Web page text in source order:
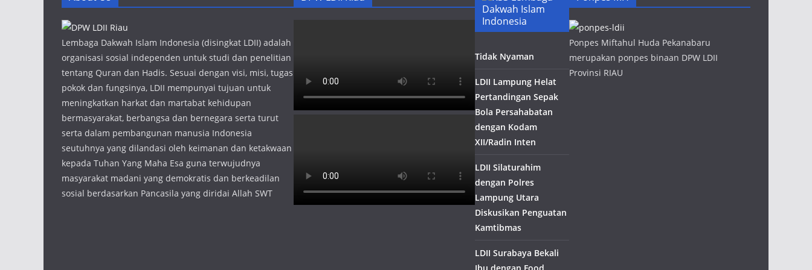
Lembaga Dakwah Islam Indonesia (disingkat LDII) adalah
organisasi sosial independen untuk studi dan penelitian
tentang Quran dan Hadis. Sesuai dengan visi, misi, tugas
pokok dan fungsinya, LDII mempunyai tujuan untuk
meningkatkan harkat dan martabat kehidupan
bermasyarakat, berbangsa dan bernegara serta turut
serta dalam pembangunan manusia Indonesia
seutuhnya yang dilandasi oleh keimanan dan ketakwaan
kepada Tuhan Yang Maha Esa guna terwujudnya
masyarakat madani yang demokratis dan berkeadilan
sosial berdasarkan Pancasila yang diridai Allah SWT
Dakwah Islam
Indonesia
Tidak Nyaman
LDII Lampung Helat
Pertandingan Sepak
Bola Persahabatan
dengan Kodam
XII/Radin Inten
LDII Silaturahim
dengan Polres
Lampung Utara
Diskusikan Penguatan
Kamtibmas
LDII Surabaya Bekali
Ponpes Miftahul Huda Pekanabaru
merupakan ponpes binaan DPW LDII
Provinsi RIAU